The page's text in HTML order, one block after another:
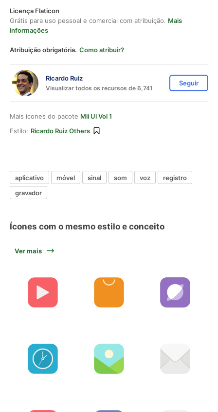
Licença Flaticon
Grátis para uso pessoal e comercial com atribuição. Mais
informações
Atribuição obrigatória. Como atribuir?
Ricardo Ruiz
Visualizar todos os recursos de 6,741
Seguir
Mais ícones do pacote Mii Ui Vol 1
Estilo: Ricardo Ruiz Others
aplicativo móvel sinal som voz
registro
gravador
Ícones com o mesmo estilo e conceito
Ver mais